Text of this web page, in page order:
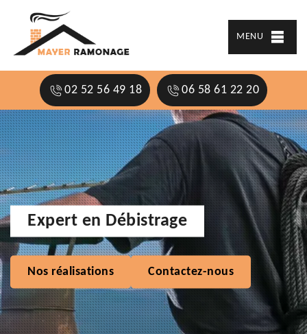
MENU
02 52 56 49 18 06 58 61 22 20
Expert en Débistrage
Nos réalisations Contactez-nous